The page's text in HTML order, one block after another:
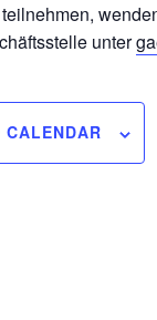
unter
CALENDAR